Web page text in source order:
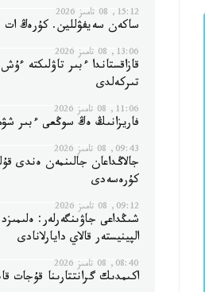
15:12, 08 تامىز 2026
ساكەن سەيفۋللين. كۇرەڭ ات
13:06, 08 تامىز 2026
قازاقستاندا ءبىر تاۋلىكتە
تىركەلدى
11:06, 08 تامىز 2026
فاريزانىڭ ەڭ سوڭعى ءبىر
09:43, 08 تامىز 2026
جالاڭداعان جالىنمەن ەندى
كۇرەسەدى
09:12, 08 تامىز 2026
شىڭداعى جاۋىنگەرلەر:
الپينيستەر قالاي دايارلانادى
08:40, 08 تامىز 2026
اكىمدىك گرانتتارىنا قۇجات